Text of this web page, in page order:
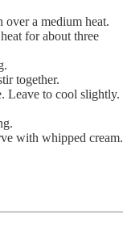
over a medium heat.
for about three
together.
Leave to cool slightly.
with whipped cream.